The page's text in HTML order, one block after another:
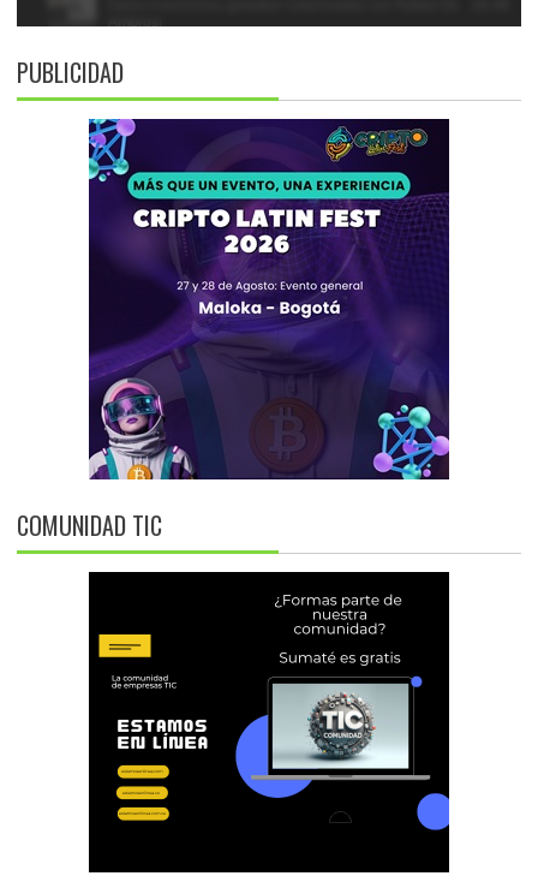
PUBLICIDAD
COMUNIDAD TIC